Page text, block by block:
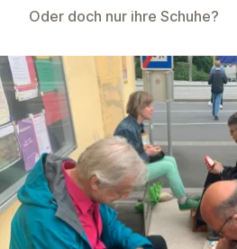
Oder doch nur ihre Schuhe?